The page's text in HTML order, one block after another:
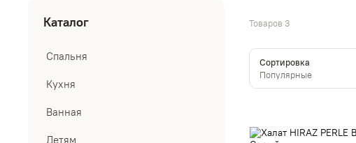
Товаров 3
Сортировка
Каталог
Спальня
Кухня
Ванная
Детям